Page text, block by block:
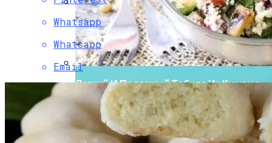
Боль В Пояснице: Причины И
Профилактика Для Всей Семьи
Легкий И Полезный Табуле Из Кускуса
С Цуккини И Кедровыми Орехами Для
Постного Стола
Whatsapp
Whatsapp
Email